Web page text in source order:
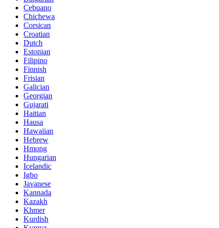
Cebuano
Chichewa
Corsican
Croatian
Dutch
Estonian
Filipino
Finnish
Frisian
Galician
Georgian
Gujarati
Haitian
Hausa
Hawaiian
Hebrew
Hmong
Hungarian
Icelandic
Igbo
Javanese
Kannada
Kazakh
Khmer
Kurdish